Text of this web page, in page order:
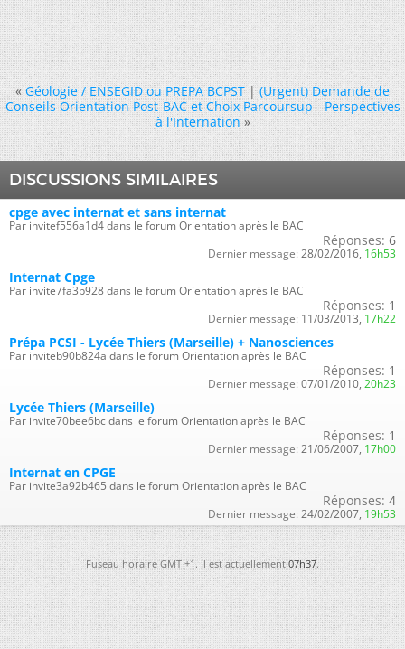
« Géologie / ENSEGID ou PREPA BCPST|(Urgent) Demande de
Conseils Orientation Post-BAC et Choix Parcoursup - Perspectives
à l'Internation »
DISCUSSIONS SIMILAIRES
cpge avec internat et sans internat
Par invitef556a1d4 dans le forum Orientation après le BAC
Réponses: 6
Dernier message: 28/02/2016, 16h53
Internat Cpge
Par invite7fa3b928 dans le forum Orientation après le BAC
Réponses: 1
Dernier message: 11/03/2013, 17h22
Prépa PCSI - Lycée Thiers (Marseille) + Nanosciences
Par inviteb90b824a dans le forum Orientation après le BAC
Réponses: 1
Dernier message: 07/01/2010, 20h23
Lycée Thiers (Marseille)
Par invite70bee6bc dans le forum Orientation après le BAC
Réponses: 1
Dernier message: 21/06/2007, 17h00
Internat en CPGE
Par invite3a92b465 dans le forum Orientation après le BAC
Réponses: 4
Dernier message: 24/02/2007, 19h53
Fuseau horaire GMT +1. Il est actuellement07h37.